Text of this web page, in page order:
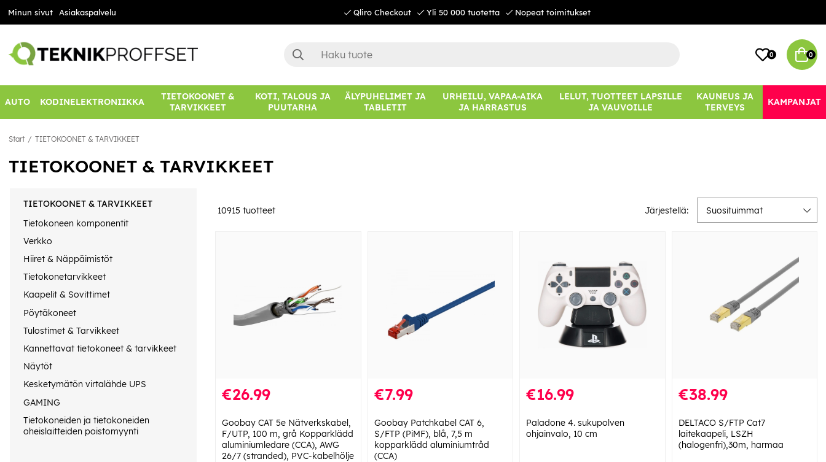
Minun sivut Asiakaspalvelu Qliro Checkout Yli 50 000 tuotetta Nopeat toimitukset
0 0
AUTO KODINELEKTRONIIKKA
TIETOKOONET &
TARVIKKEET
KOTI, TALOUS JA
PUUTARHA
ÄLYPUHELIMET JA
TABLETIT
URHEILU, VAPAA-AIKA
JA HARRASTUS
LELUT, TUOTTEET LAPSILLE
JA VAUVOILLE
KAUNEUS JA
TERVEYS
KAMPANJAT
Start TIETOKOONET & TARVIKKEET
TIETOKOONET & TARVIKKEET
TIETOKOONET & TARVIKKEET
Tietokoneen komponentit
Verkko
Hiiret & Näppäimistöt
Tietokonetarvikkeet
Kaapelit & Sovittimet
Pöytäkoneet
Tulostimet & Tarvikkeet
Kannettavat tietokoneet & tarvikkeet
Näytöt
Kesketymätön virtalähde UPS
GAMING
Tietokoneiden ja tietokoneiden
oheislaitteiden poistomyynti
10915 tuotteet Järjestellä: Suosituimmat
€26.99
Goobay CAT 5e Nätverkskabel,
F/UTP, 100 m, grå Kopparklädd
aluminiumledare (CCA), AWG
26/7 (stranded), PVC-kabelhölje
€7.99
Goobay Patchkabel CAT 6,
S/FTP (PiMF), blå, 7,5 m
kopparklädd aluminiumtråd
(CCA)
€16.99
Paladone 4. sukupolven
ohjainvalo, 10 cm
€38.99
DELTACO S/FTP Cat7
laitekaapeli, LSZH
(halogenfri),30m, harmaa